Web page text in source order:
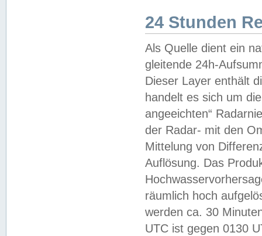
24 Stunden
Als Quelle dient ein
gleitende 24h-
Dieser Layer enthält
handelt es sich um
angeeichten“
der Radar- mit den
Mittelung von
Auflösung. Das
räumlich hoch
werden ca. 30
UTC ist gegen 0130